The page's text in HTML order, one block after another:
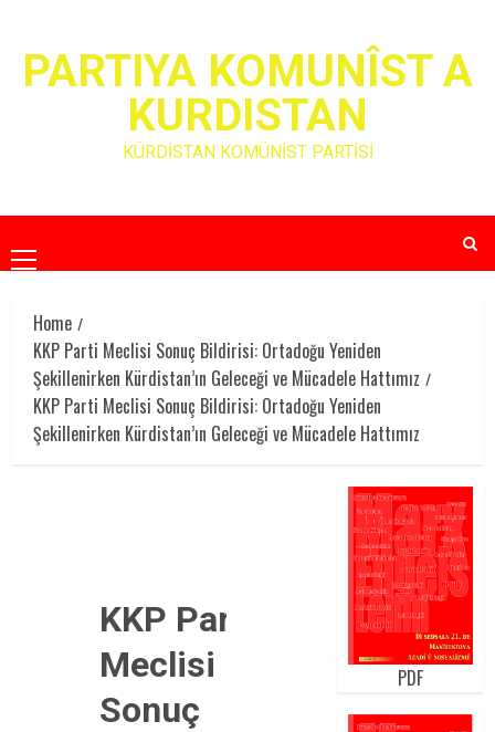
contentPARTIYA KOMUNÎST A
KURDISTAN
KÜRDİSTAN KOMÜNİST PARTİSİ
Primary
Menu
Home
KKP Parti Meclisi Sonuç Bildirisi: Ortadoğu Yeniden
Şekillenirken Kürdistan’ın Geleceği ve Mücadele Hattımız
KKP Parti Meclisi Sonuç Bildirisi: Ortadoğu Yeniden
Şekillenirken Kürdistan’ın Geleceği ve Mücadele Hattımız
KKP Parti
Meclisi
Sonuç
PDF